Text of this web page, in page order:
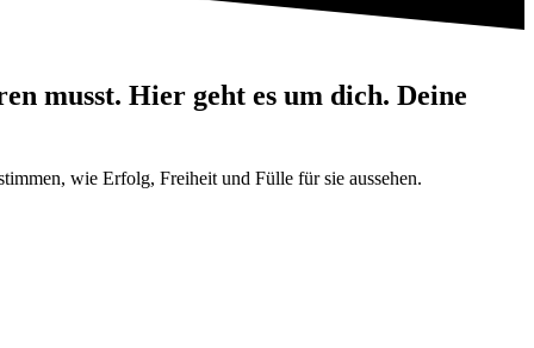
musst. Hier geht es um dich. Deine
wie Erfolg, Freiheit und Fülle für sie aussehen.